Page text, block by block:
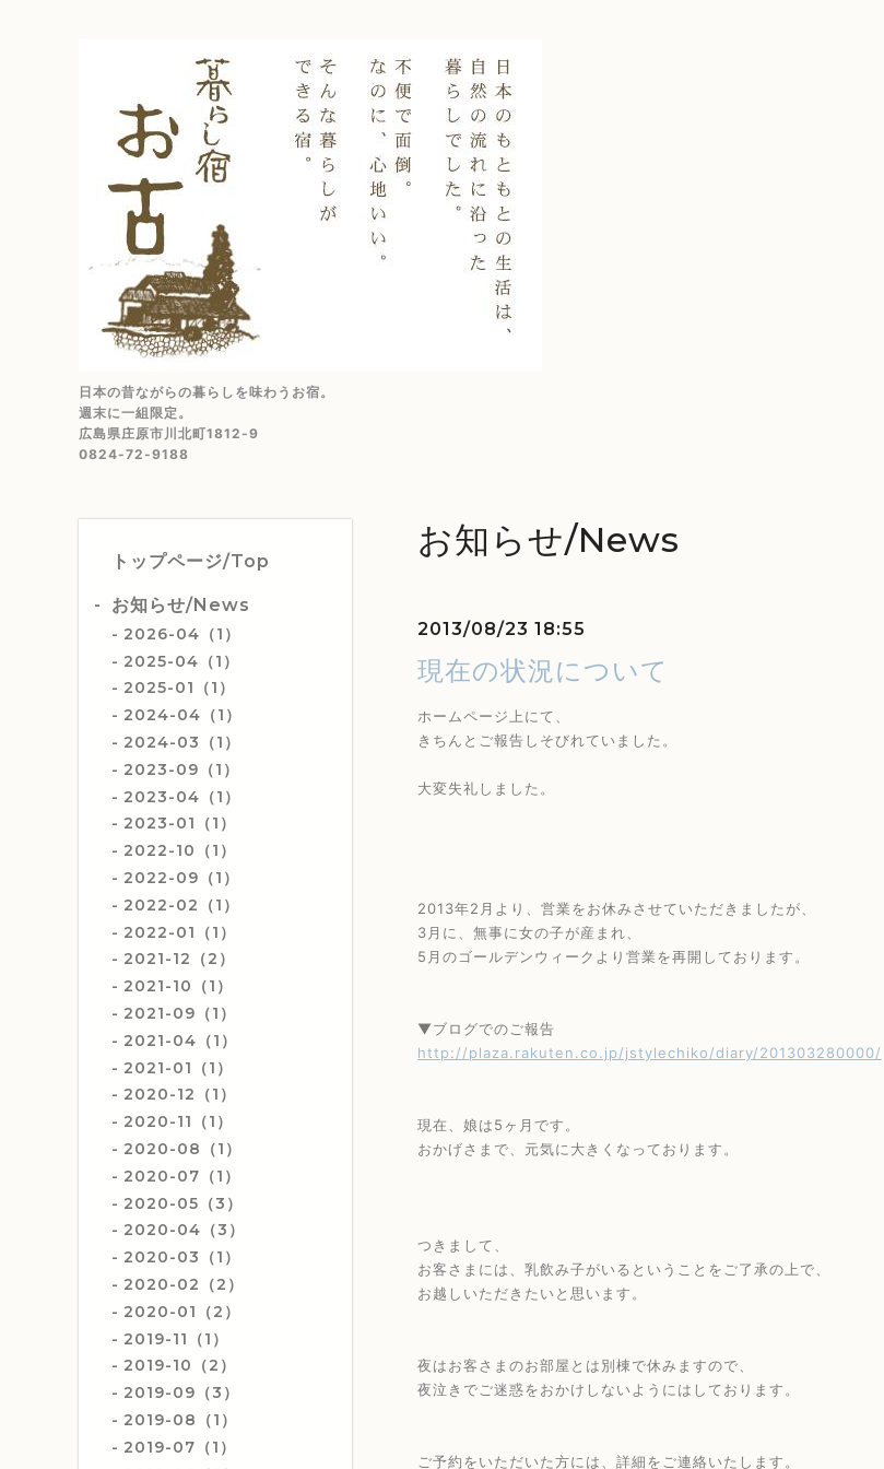
日本の昔ながらの暮らしを味わうお宿。
週末に一組限定。
広島県庄原市川北町1812-9
0824-72-9188
トップページ/Top
お知らせ/News
2026-04（1）
2025-04（1）
2025-01（1）
2024-04（1）
2024-03（1）
2023-09（1）
2023-04（1）
2023-01（1）
2022-10（1）
2022-09（1）
2022-02（1）
2022-01（1）
2021-12（2）
2021-10（1）
2021-09（1）
2021-04（1）
2021-01（1）
2020-12（1）
2020-11（1）
2020-08（1）
2020-07（1）
2020-05（3）
2020-04（3）
2020-03（1）
2020-02（2）
2020-01（2）
2019-11（1）
2019-10（2）
2019-09（3）
2019-08（1）
2019-07（1）
お知らせ/News
2013/08/23 18:55
現在の状況について
ホームページ上にて、
きちんとご報告しそびれていました。
大変失礼しました。
2013年2月より、営業をお休みさせていただきましたが、
3月に、無事に女の子が産まれ、
5月のゴールデンウィークより営業を再開しております。
▼ブログでのご報告
http://plaza.rakuten.co.jp/jstylechiko/diary/201303280000/
現在、娘は5ヶ月です。
おかげさまで、元気に大きくなっております。
つきまして、
お客さまには、乳飲み子がいるということをご了承の上で、
お越しいただきたいと思います。
夜はお客さまのお部屋とは別棟で休みますので、
夜泣きでご迷惑をおかけしないようにはしております。
ご予約をいただいた方には、詳細をご連絡いたします。